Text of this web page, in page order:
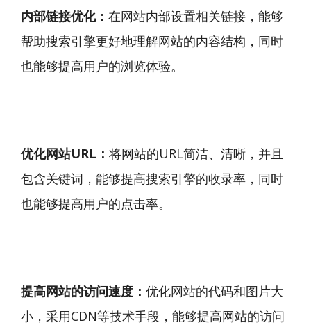
内部链接优化： 在网站内部设置相关链接，能够
帮助搜索引擎更好地理解网站的内容结构，同时
也能够提高用户的浏览体验。
优化网站URL： 将网站的URL简洁、清晰，并且
包含关键词，能够提高搜索引擎的收录率，同时
也能够提高用户的点击率。
提高网站的访问速度： 优化网站的代码和图片大
小，采用CDN等技术手段，能够提高网站的访问